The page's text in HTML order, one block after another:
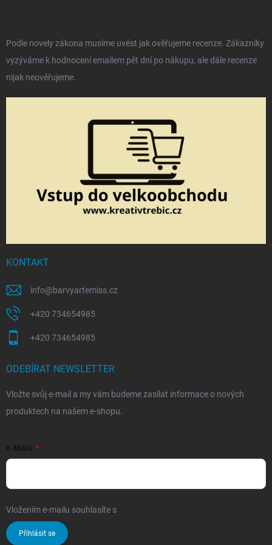
Podle novely zákona musíme uvést jak ověřujeme recenze. Zákazníky
vyzýváme k hodnocení emailem pět dní po nákupu, ale dále recenze
nijak neověřujeme.
KONTAKT
info@barvyartemiss.cz
+420 734654985
+420 734654985
ODEBÍRAT NEWSLETTER
Vložte svůj e-mail a my vám budeme zasílat informace o nových
produktech na našem e-shopu.
E-MAIL
Vložením e-mailu souhlasíte s
Přihlásit se